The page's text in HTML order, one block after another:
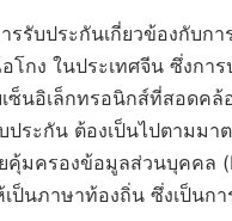
รับประกันเกี่ยวข้องกับก
โกง ในประเทศจีน ซึ่งก
ซ็นอิเล็กทรอนิกส์ที่สอดค
ระกัน ต้องเป็นไปตามม
มครองข้อมูลส่วนบุคคล
นภาษาท้องถิ่น ซึ่งเป็นก